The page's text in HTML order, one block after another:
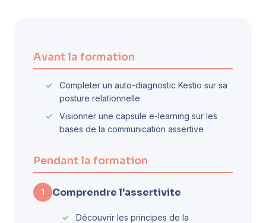
Avant la formation
Completer un auto-diagnostic Kestio sur sa
posture relationnelle
Visionner une capsule e-learning sur les
bases de la communication assertive
Pendant la formation
1 Comprendre l'assertivite
Découvrir les principes de la